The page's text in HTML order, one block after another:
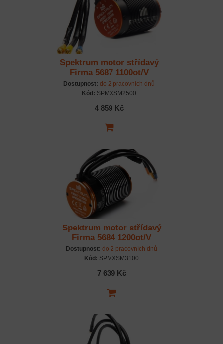
Spektrum motor střídavý
Firma 5687 1100ot/V
Dostupnost: do 2 pracovních dnů
Kód: SPMXSM2500
4 859 Kč
Spektrum motor střídavý
Firma 5684 1200ot/V
Sensored
Dostupnost: do 2 pracovních dnů
Kód: SPMXSM3100
7 639 Kč